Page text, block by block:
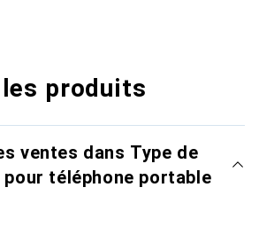
produits
ventes dans Type de
téléphone portable